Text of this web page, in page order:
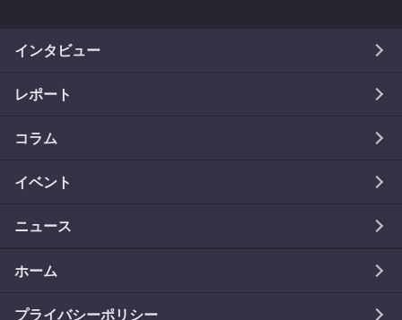
インタビュー
レポート
コラム
イベント
ニュース
ホーム
プライバシーポリシー